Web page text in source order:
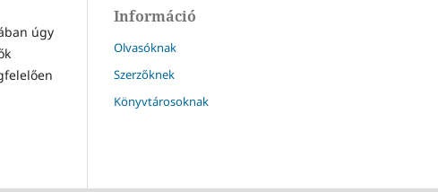
úgy
Információ
Olvasóknak
Szerzőknek
Könyvtárosoknak